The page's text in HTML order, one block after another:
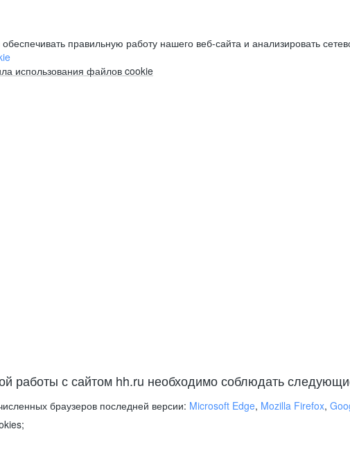
правильную работу нашего веб-сайта и анализировать
использования файлов cookie
работы с сайтом hh.ru необходимо соблюдать
браузеров последней версии: Microsoft Edge, Mozilla Firefox,